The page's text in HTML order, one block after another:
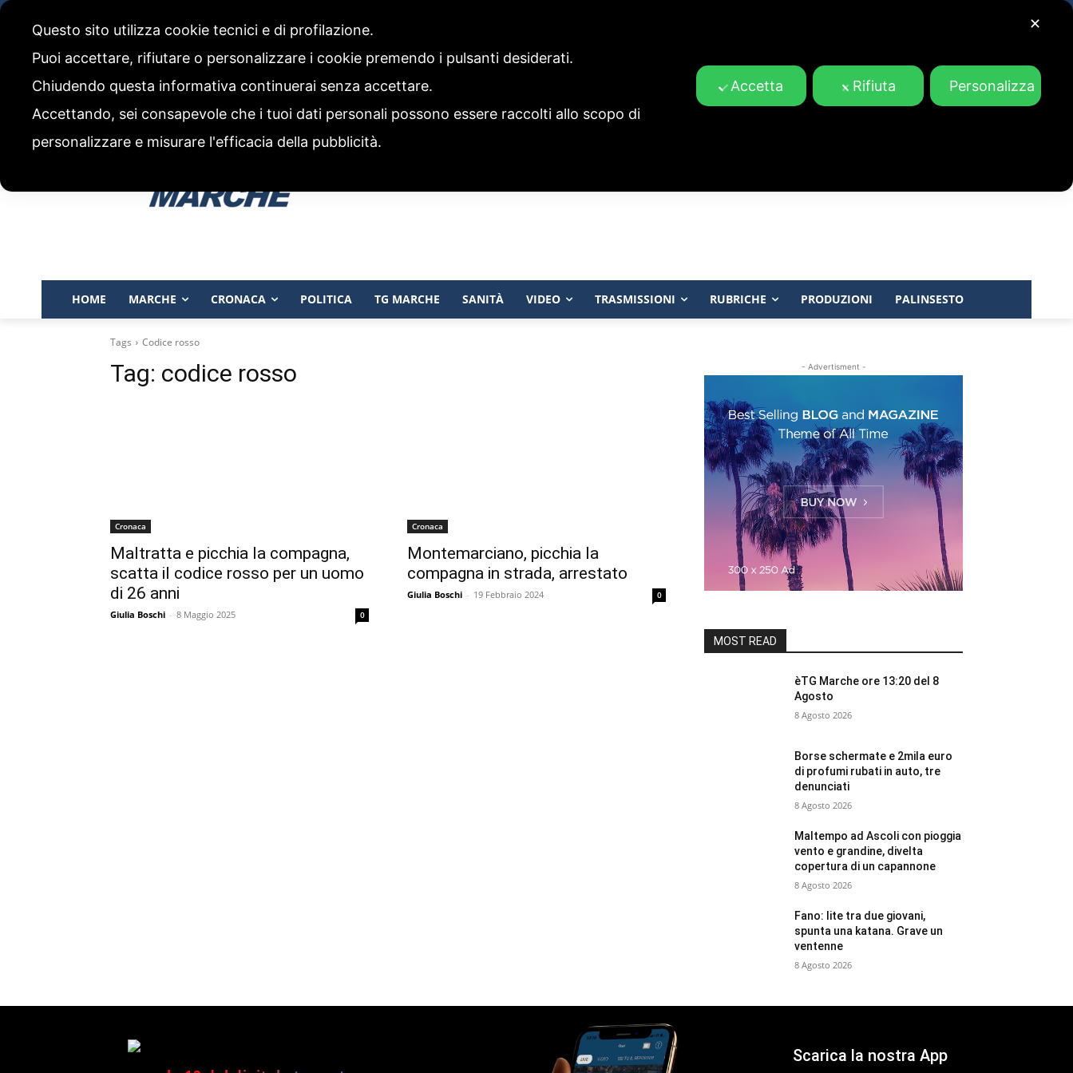
CODICE ETICO E POLITICA EDITORIALE
HOME MARCHE CRONACA POLITICA TG MARCHE SANITÀ VIDEO TRASMISSIONI RUBRICHE PRODUZIONI PALINSESTO
Tags Codice rosso
Tag: codice rosso
Cronaca
Maltratta e picchia la compagna,
scatta il codice rosso per un uomo
di 26 anni
Giulia Boschi - 8 Maggio 2025 0
Cronaca
Montemarciano, picchia la
compagna in strada, arrestato
Giulia Boschi - 19 Febbraio 2024 0
- Advertisment -
MOST READ
èTG Marche ore 13:20 del 8
Agosto
8 Agosto 2026
Borse schermate e 2mila euro
di profumi rubati in auto, tre
denunciati
8 Agosto 2026
Maltempo ad Ascoli con pioggia
vento e grandine, divelta
copertura di un capannone
8 Agosto 2026
Fano: lite tra due giovani,
spunta una katana. Grave un
ventenne
8 Agosto 2026
Scarica la nostra App
✕
Questo sito utilizza cookie tecnici e di profilazione.
Puoi accettare, rifiutare o personalizzare i cookie premendo i pulsanti desiderati.
Chiudendo questa informativa continuerai senza accettare.
Accettando, sei consapevole che i tuoi dati personali possono essere raccolti allo scopo di
personalizzare e misurare l'efficacia della pubblicità.
Accetta Rifiuta Personalizza